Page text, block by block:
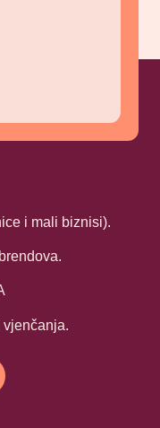
i mali biznisi).
vjenčanja.